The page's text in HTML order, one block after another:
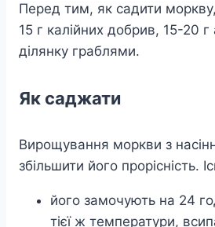
Перед тим, як садити
15 г калійних добрив, 15-20
ділянку граблями.
Як саджати
Вирощування моркви з
збільшити його прорісність.
його замочують на 24
тієї ж температури,